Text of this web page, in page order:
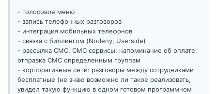
- голосовое меню
- запись телефонных разговоров
- интеграция мобильных телефонов
- связка с биллингом (Nodeny, Userside)
- рассылка СМС, СМС сервисы: напоминание об оплате,
отправка СМС определенным группам
- корпоративные сети: разговоры между сотрудниками
бесплатные (не знаю возможно ли такое реализовать,
увидел такую функцию в одном готовом программном